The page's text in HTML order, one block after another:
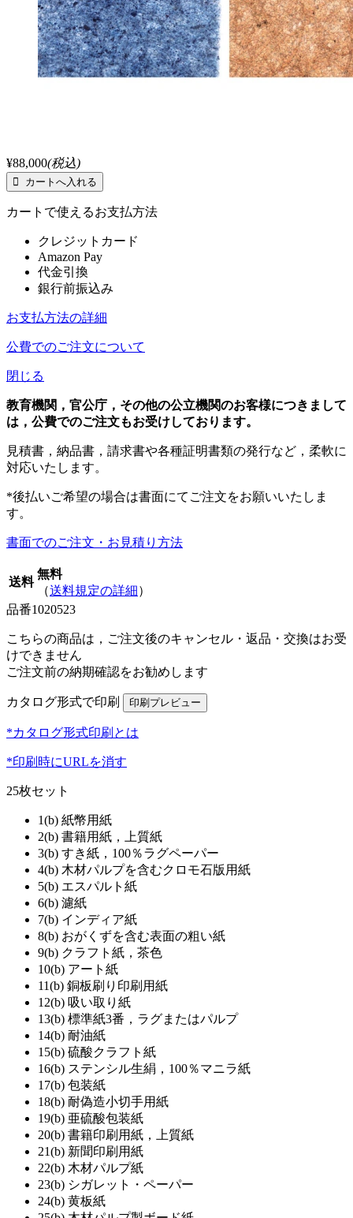
¥88,000(税込)
カートで使えるお支払方法
クレジットカード
Amazon Pay
代金引換
銀行前振込み
お支払方法の詳細
公費でのご注文について
閉じる
教育機関，官公庁，その他の公立機関のお客様につきまして
は，公費でのご注文もお受けしております。
見積書，納品書，請求書や各種証明書類の発行など，柔軟に
対応いたします。
*後払いご希望の場合は書面にてご注文をお願いいたしま
す。
書面でのご注文・お見積り方法
送料
無料
（送料規定の詳細）
品番1020523
こちらの商品は，ご注文後のキャンセル・返品・交換はお受
けできません
ご注文前の納期確認をお勧めします
カタログ形式で印刷
*カタログ形式印刷とは
*印刷時にURLを消す
25枚セット
1(b) 紙幣用紙
2(b) 書籍用紙，上質紙
3(b) すき紙，100％ラグペーパー
4(b) 木材パルプを含むクロモ石版用紙
5(b) エスパルト紙
6(b) 濾紙
7(b) インディア紙
8(b) おがくずを含む表面の粗い紙
9(b) クラフト紙，茶色
10(b) アート紙
11(b) 銅板刷り印刷用紙
12(b) 吸い取り紙
13(b) 標準紙3番，ラグまたはパルプ
14(b) 耐油紙
15(b) 硫酸クラフト紙
16(b) ステンシル生絹，100％マニラ紙
17(b) 包装紙
18(b) 耐偽造小切手用紙
19(b) 亜硫酸包装紙
20(b) 書籍印刷用紙，上質紙
21(b) 新聞印刷用紙
22(b) 木材パルプ紙
23(b) シガレット・ペーパー
24(b) 黄板紙